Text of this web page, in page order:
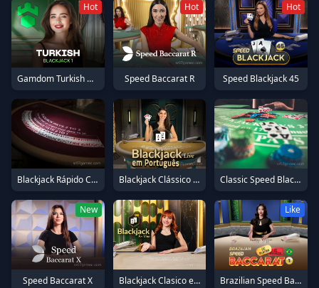
Hot
Gamdom Turkish Blackjack 1
Hot
Speed Baccarat R
Hot
Speed Blackjack 45
Blackjack Rápido Clássico em Português 14 Blackjack Clássico em Português 2 Classic Speed Blackjack 66
New
Speed Baccarat X Blackjack Clasico en Español 18
Like
Brazilian Speed Baccarat 1